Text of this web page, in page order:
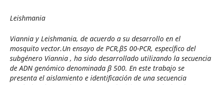
Leishmania
Viannia y Leishmania, de acuerdo a su desarrollo en el
mosquito vector.Un ensayo de PCR,β5 00-PCR, específico del
subgénero Viannia , ha sido desarrollado utilizando la secuencia
de ADN genómico denominada β 500. En este trabajo se
presenta el aislamiento e identificación de una secuencia